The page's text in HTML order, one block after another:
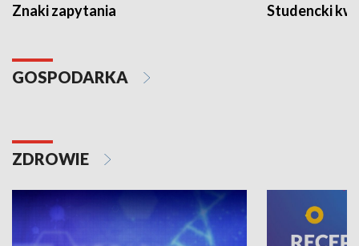
Znaki zapytania Studencki
GOSPODARKA
ZDROWIE